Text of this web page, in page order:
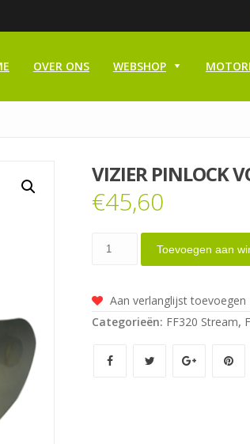
OVER ONS WEBSHOP
VIZIER PINLOCK
€45,60
Vizier
spiegel
goud
Toevoegen aan
Aan verlanglijst toevoegen
Categorieën: FF320 Stream,